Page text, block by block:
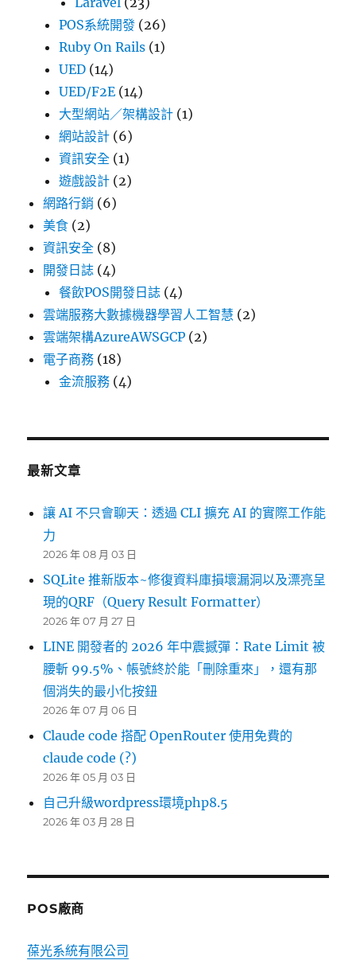
POS系統開發 (26)
Ruby On Rails (1)
UED (14)
UED/F2E (14)
大型網站／架構設計 (1)
網站設計 (6)
資訊安全 (1)
遊戲設計 (2)
網路行銷 (6)
美食 (2)
資訊安全 (8)
開發日誌 (4)
餐飲POS開發日誌 (4)
雲端服務大數據機器學習人工智慧 (2)
雲端架構AzureAWSGCP (2)
電子商務 (18)
金流服務 (4)
最新文章
讓 AI 不只會聊天：透過 CLI 擴充 AI 的實際工作能
力
2026 年 08 月 03 日
SQLite 推新版本~修復資料庫損壞漏洞以及漂亮呈
現的QRF（Query Result Formatter）
2026 年 07 月 27 日
LINE 開發者的 2026 年中震撼彈：Rate Limit 被
腰斬 99.5%、帳號終於能「刪除重來」，還有那
個消失的最小化按鈕
2026 年 07 月 06 日
Claude code 搭配 OpenRouter 使用免費的
claude code (?)
2026 年 05 月 03 日
自己升級wordpress環境php8.5
2026 年 03 月 28 日
POS廠商
葆光系統有限公司